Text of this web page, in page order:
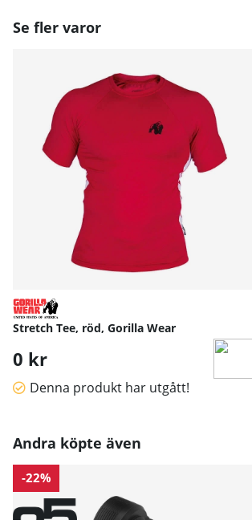
Se fler varor
Stretch Tee, röd, Gorilla Wear
0 kr
Denna produkt har utgått!
Andra köpte även
-22%